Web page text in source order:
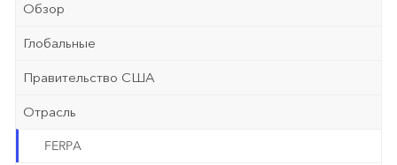
Обзор
Глобальные
Правительство США
Отрасль
FERPA